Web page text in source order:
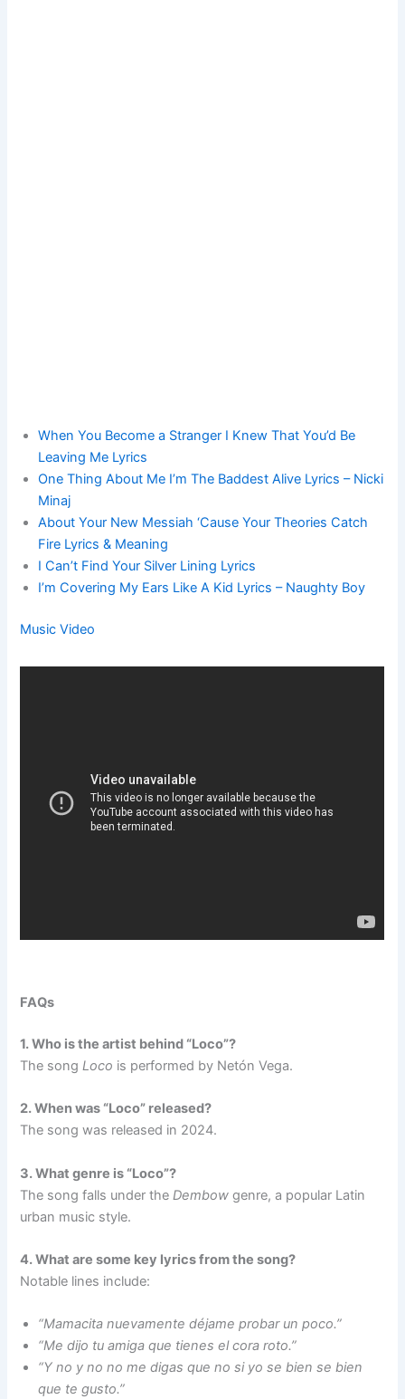
When You Become a Stranger I Knew That You’d Be
Leaving Me Lyrics
One Thing About Me I’m The Baddest Alive Lyrics – Nicki
Minaj
About Your New Messiah ‘Cause Your Theories Catch
Fire Lyrics & Meaning
I Can’t Find Your Silver Lining Lyrics
I’m Covering My Ears Like A Kid Lyrics – Naughty Boy
Music Video
FAQs
1. Who is the artist behind “Loco”?
The songLoco is performed by Netón Vega.
2. When was “Loco” released?
The song was released in 2024.
3. What genre is “Loco”?
The song falls under theDembow genre, a popular Latin
urban music style.
4. What are some key lyrics from the song?
Notable lines include:
“Mamacita nuevamente déjame probar un poco.”
“Me dijo tu amiga que tienes el cora roto.”
“Y no y no no me digas que no si yo se bien se bien
que te gusto.”